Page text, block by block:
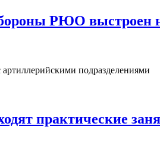
РЮО выстроен
практические